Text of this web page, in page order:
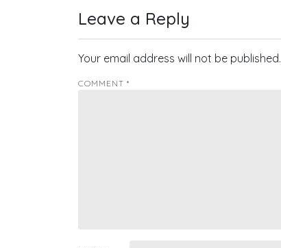
navigation
Leave a Reply
Your email address will not be published.
COMMENT *